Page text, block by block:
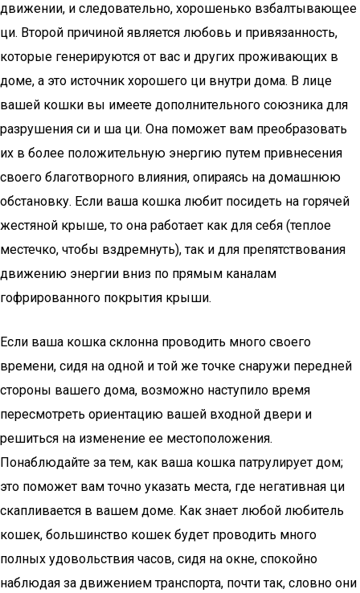
движении, и следовательно, хорошенько взбалтывающее
ци. Второй причиной является любовь и привязанность,
которые генерируются от вас и других проживающих в
доме, а это источник хорошего ци внутри дома. В лице
вашей кошки вы имеете дополнительного союзника для
разрушения си и ша ци. Она поможет вам преобразовать
их в более положительную энергию путем привнесения
своего благотворного влияния, опираясь на домашнюю
обстановку. Если ваша кошка любит посидеть на горячей
жестяной крыше, то она работает как для себя (теплое
местечко, чтобы вздремнуть), так и для препятствования
движению энергии вниз по прямым каналам
гофрированного покрытия крыши.
Если ваша кошка склонна проводить много своего
времени, сидя на одной и той же точке снаружи передней
стороны вашего дома, возможно наступило время
пересмотреть ориентацию вашей входной двери и
решиться на изменение ее местоположения.
Понаблюдайте за тем, как ваша кошка патрулирует дом;
это поможет вам точно указать места, где негативная ци
скапливается в вашем доме. Как знает любой любитель
кошек, большинство кошек будет проводить много
полных удовольствия часов, сидя на окне, спокойно
наблюдая за движением транспорта, почти так, словно они